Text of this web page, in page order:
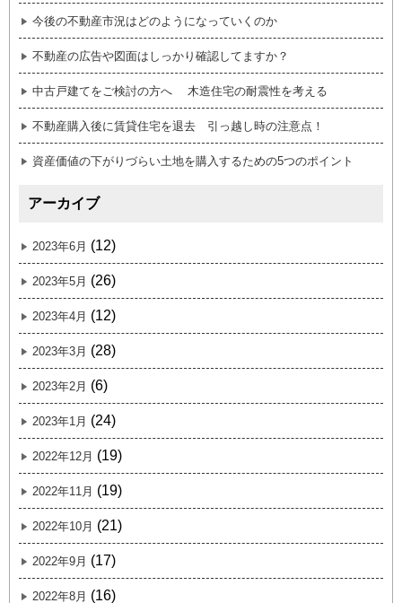
今後の不動産市況はどのようになっていくのか
不動産の広告や図面はしっかり確認してますか？
中古戸建てをご検討の方へ 木造住宅の耐震性を考える
不動産購入後に賃貸住宅を退去 引っ越し時の注意点！
資産価値の下がりづらい土地を購入するための5つのポイント
アーカイブ
2023年6月 (12)
2023年5月 (26)
2023年4月 (12)
2023年3月 (28)
2023年2月 (6)
2023年1月 (24)
2022年12月 (19)
2022年11月 (19)
2022年10月 (21)
2022年9月 (17)
2022年8月 (16)